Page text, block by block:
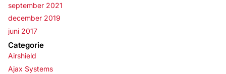
september 2021
december 2019
juni 2017
Categorie
Airshield
Ajax Systems